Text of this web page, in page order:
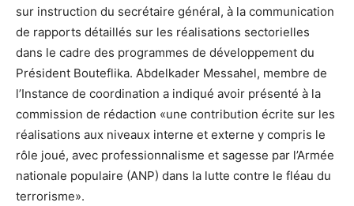
sur instruction du secrétaire général, à la communication
de rapports détaillés sur les réalisations sectorielles
dans le cadre des programmes de développement du
Président Bouteflika. Abdelkader Messahel, membre de
l’Instance de coordination a indiqué avoir présenté à la
commission de rédaction «une contribution écrite sur les
réalisations aux niveaux interne et externe y compris le
rôle joué, avec professionnalisme et sagesse par l’Armée
nationale populaire (ANP) dans la lutte contre le fléau du
terrorisme».